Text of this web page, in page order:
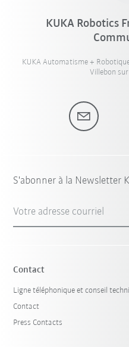
KUKA Robotics
KUKA Automatisme +
Villebon
S'abonner à la Newsletter
Votre adresse courriel
Contact
Ligne téléphonique et conseil
Contact
Press Contacts